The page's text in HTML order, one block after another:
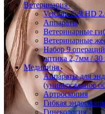
Ветеринария
VetCam Full HD
Аппараты
Ветеринарные
Ветеринарные
Набор 9
оптика 2,7мм / 30
Медицина
Аппараты для
(универсальное
Артроскопия
Гибкая
Гинекология